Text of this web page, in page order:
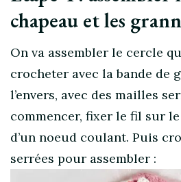
chapeau et les
On va assembler le cercle
crocheter avec la bande de
l’envers, avec des mailles
commencer, fixer le fil sur
d’un noeud coulant. Puis
serrées pour assembler :